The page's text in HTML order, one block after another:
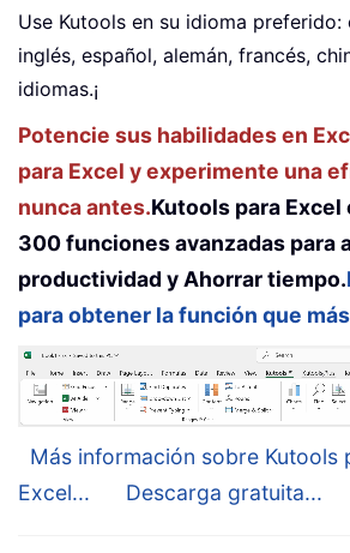
Use Kutools en su idioma
inglés, español, alemán, francés,
idiomas.¡
Potencie sus habilidades en
para Excel y experimente una
nunca antes.Kutools para Excel
300 funciones avanzadas para
productividad y Ahorrar tiempo.
para obtener la función que
Más información sobre Kutools
Excel...
Descarga gratuita...